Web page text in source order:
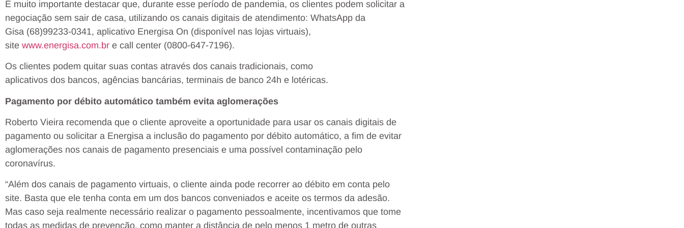
É muito importante destacar que, durante esse período de pandemia, os clientes podem solicitar a
negociação sem sair de casa, utilizando os canais digitais de atendimento: WhatsApp da
Gisa (68)99233-0341, aplicativo Energisa On (disponível nas lojas virtuais),
site www.energisa.com.br e call center (0800-647-7196).
Os clientes podem quitar suas contas através dos canais tradicionais, como
aplicativos dos bancos, agências bancárias, terminais de banco 24h e lotéricas.
Pagamento por débito automático também evita aglomerações
Roberto Vieira recomenda que o cliente aproveite a oportunidade para usar os canais digitais de
pagamento ou solicitar a Energisa a inclusão do pagamento por débito automático, a fim de evitar
aglomerações nos canais de pagamento presenciais e uma possível contaminação pelo
coronavírus.
“Além dos canais de pagamento virtuais, o cliente ainda pode recorrer ao débito em conta pelo
site. Basta que ele tenha conta em um dos bancos conveniados e aceite os termos da adesão.
Mas caso seja realmente necessário realizar o pagamento pessoalmente, incentivamos que tome
todas as medidas de prevenção, como manter a distância de pelo menos 1 metro de outras